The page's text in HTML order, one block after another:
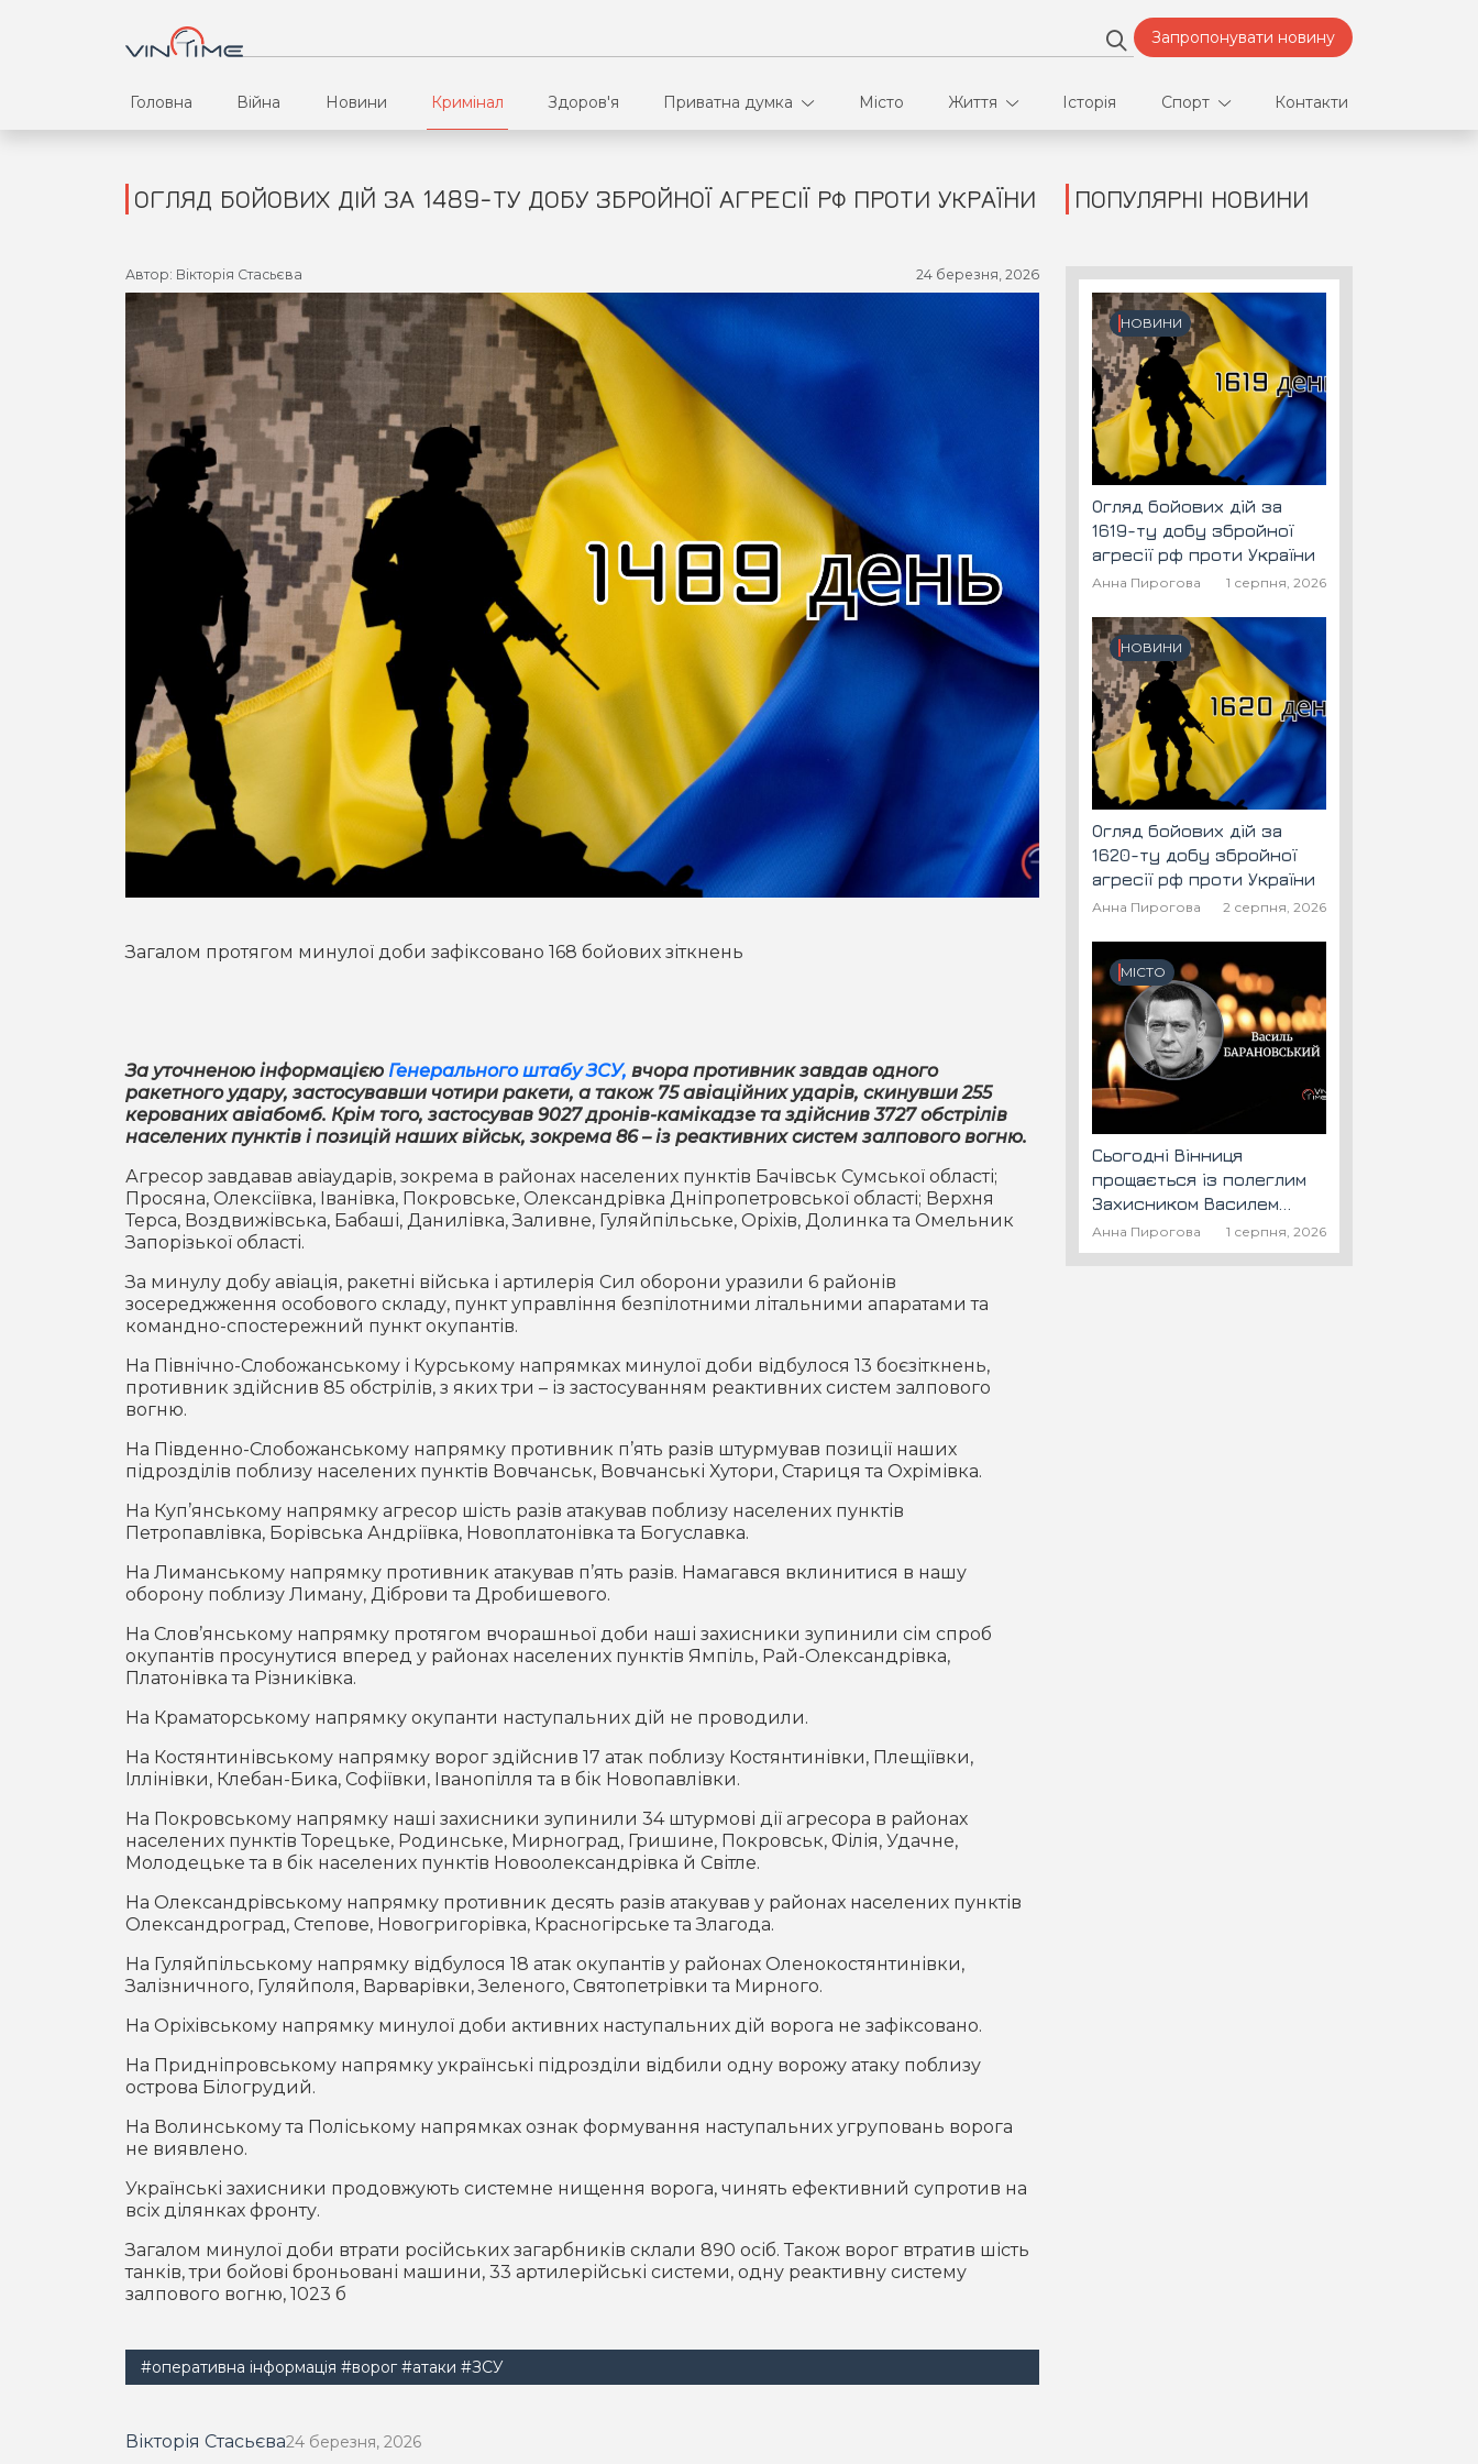
Запропонувати новину
Головна Війна Новини Кримінал Здоров'я Приватна думка
В кулуарах
Місто Життя
Відео
Конфлікти
Історія Спорт
Футбол
Контакти
ОГЛЯД БОЙОВИХ ДІЙ ЗА 1489-ТУ ДОБУ ЗБРОЙНОЇ АГРЕСІЇ РФ ПРОТИ УКРАЇНИ
Автор: Вікторія Стасьєва 24 березня, 2026
Загалом протягом минулої доби зафіксовано 168 бойових зіткнень
За уточненою інформацією Генерального штабу ЗСУ, вчора противник завдав одного
ракетного удару, застосувавши чотири ракети, а також 75 авіаційних ударів, скинувши 255
керованих авіабомб. Крім того, застосував 9027 дронів-камікадзе та здійснив 3727 обстрілів
населених пунктів і позицій наших військ, зокрема 86 – із реактивних систем залпового вогню.
Агресор завдавав авіаударів, зокрема в районах населених пунктів Бачівськ Сумської області;
Просяна, Олексіївка, Іванівка, Покровське, Олександрівка Дніпропетровської області; Верхня
Терса, Воздвижівська, Бабаші, Данилівка, Заливне, Гуляйпільське, Оріхів, Долинка та Омельник
Запорізької області.
За минулу добу авіація, ракетні війська і артилерія Сил оборони уразили 6 районів
зосереджження особового складу, пункт управління безпілотними літальними апаратами та
командно-спостережний пункт окупантів.
На Північно-Слобожанському і Курському напрямках минулої доби відбулося 13 боєзіткнень,
противник здійснив 85 обстрілів, з яких три – із застосуванням реактивних систем залпового
вогню.
На Південно-Слобожанському напрямку противник п’ять разів штурмував позиції наших
підрозділів поблизу населених пунктів Вовчанськ, Вовчанські Хутори, Стариця та Охрімівка.
На Куп’янському напрямку агресор шість разів атакував поблизу населених пунктів
Петропавлівка, Борівська Андріївка, Новоплатонівка та Богуславка.
На Лиманському напрямку противник атакував п’ять разів. Намагався вклинитися в нашу
оборону поблизу Лиману, Діброви та Дробишевого.
На Слов’янському напрямку протягом вчорашньої доби наші захисники зупинили сім спроб
окупантів просунутися вперед у районах населених пунктів Ямпіль, Рай-Олександрівка,
Платонівка та Різниківка.
На Краматорському напрямку окупанти наступальних дій не проводили.
На Костянтинівському напрямку ворог здійснив 17 атак поблизу Костянтинівки, Плещіївки,
Іллінівки, Клебан-Бика, Софіївки, Іванопілля та в бік Новопавлівки.
На Покровському напрямку наші захисники зупинили 34 штурмові дії агресора в районах
населених пунктів Торецьке, Родинське, Мирноград, Гришине, Покровськ, Філія, Удачне,
Молодецьке та в бік населених пунктів Новоолександрівка й Світле.
На Олександрівському напрямку противник десять разів атакував у районах населених пунктів
Олександроград, Степове, Новогригорівка, Красногірське та Злагода.
На Гуляйпільському напрямку відбулося 18 атак окупантів у районах Оленокостянтинівки,
Залізничного, Гуляйполя, Варварівки, Зеленого, Святопетрівки та Мирного.
На Оріхівському напрямку минулої доби активних наступальних дій ворога не зафіксовано.
На Придніпровському напрямку українські підрозділи відбили одну ворожу атаку поблизу
острова Білогрудий.
На Волинському та Поліському напрямках ознак формування наступальних угруповань ворога
не виявлено.
Українські захисники продовжують системне нищення ворога, чинять ефективний супротив на
всіх ділянках фронту.
Загалом минулої доби втрати російських загарбників склали 890 осіб. Також ворог втратив шість
танків, три бойові броньовані машини, 33 артилерійські системи, одну реактивну систему
залпового вогню, 1023 б
#оперативна інформація #ворог #атаки #ЗСУ
Вікторія Стасьєва24 березня, 2026
ПОПУЛЯРНІ НОВИНИ
НОВИНИ
Огляд бойових дій за
1619-ту добу збройної
агресії рф проти України
Анна Пирогова 1 серпня, 2026
НОВИНИ
Огляд бойових дій за
1620-ту добу збройної
агресії рф проти України
Анна Пирогова 2 серпня, 2026
МІСТО
Сьогодні Вінниця
прощається із полеглим
Захисником Василем
Барановським "Шторм"
Анна Пирогова 1 серпня, 2026